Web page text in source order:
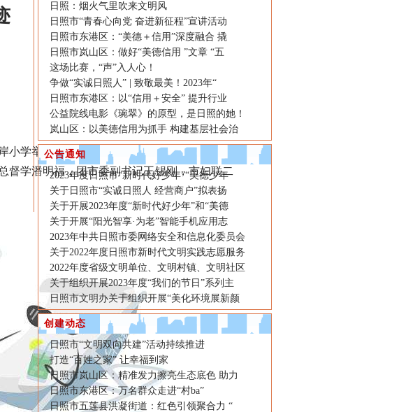
学举行，现场发布10名“新时代好少年”先进
督学潘明福，团市委副书记王锡刚，市妇联二
日照：烟火气里吹来文明风
日照市“青春心向党 奋进新征程”宣讲活动
日照市东港区：“美德＋信用”深度融合 撬
日照市岚山区：做好“美德信用 ”文章 “五
这场比赛，“声”入人心！
争做“实诚日照人” | 致敬最美！2023年“
日照市东港区：以“信用＋安全” 提升行业
公益院线电影《琬翠》的原型，是日照的她！
岚山区：以美德信用为抓手 构建基层社会治
公告通知
2023年度日照市“新时代好少年”“美德少年
关于日照市“实诚日照人 经营商户”拟表扬
关于开展2023年度“新时代好少年”和“美德
关于开展“阳光智享·为老”智能手机应用志
2023年中共日照市委网络安全和信息化委员会
关于2022年度日照市新时代文明实践志愿服务
2022年度省级文明单位、文明村镇、文明社区
关于组织开展2023年度“我们的节日”系列主
日照市文明办关于组织开展“美化环境展新颜
创建动态
日照市“文明双向共建”活动持续推进
打造“百姓之家” 让幸福到家
日照市岚山区：精准发力擦亮生态底色 助力
日照市东港区：万名群众走进“村ba”
日照市五莲县洪凝街道：红色引领聚合力 “